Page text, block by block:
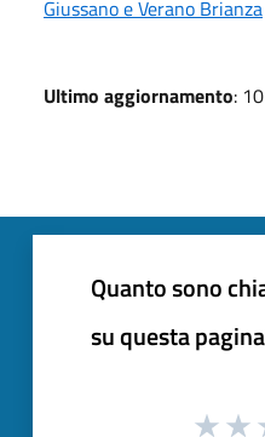
Giussano e Verano Brianza
Ultimo aggiornamento:
Quanto sono
su questa